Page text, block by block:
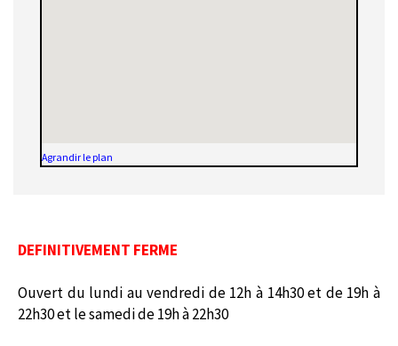
Agrandir le plan
DEFINITIVEMENT FERME
Ouvert du lundi au vendredi de 12h à 14h30 et de 19h à
22h30 et le samedi de 19h à 22h30